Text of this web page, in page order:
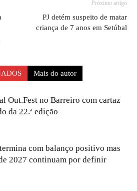
Próximo artigo
PJ detém suspeito de matar
criança de 7 anos em Setúbal
Mais do autor
Out.Fest no Barreiro com cartaz
da 22.ª edição
com balanço positivo mas
2027 continuam por definir